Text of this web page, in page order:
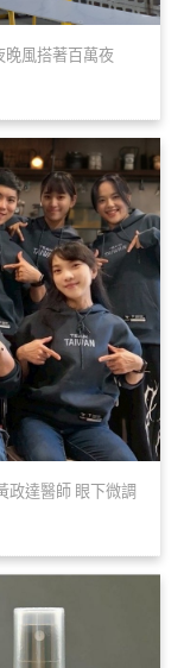
晚風搭著百萬夜
政達醫師 眼下微調